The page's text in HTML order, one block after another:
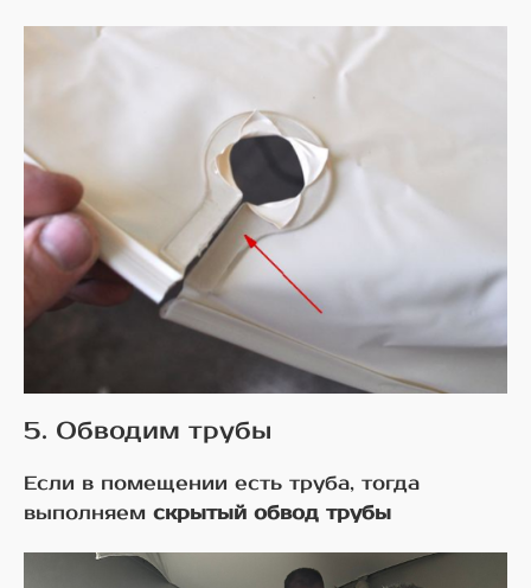
5. Обводим трубы
Если в помещении есть труба, тогда
выполняем скрытый обвод трубы